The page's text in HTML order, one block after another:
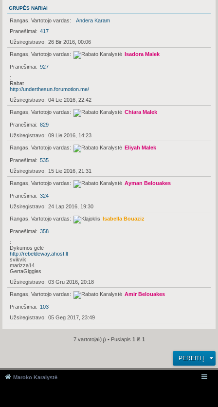
GRUPĖS NARIAI
Rangas, Vartotojo vardas
Andera Karam
Pranešimai
417
Užsiregistravo
26 Bir 2016, 00:06
Rangas, Vartotojo vardas Isadora Malek
Pranešimai 927
Rabat
http://underthesun.forumotion.me/
Užsiregistravo
04 Lie 2016, 22:42
Rangas, Vartotojo vardas Chiara Malek
Pranešimai
829
Užsiregistravo
09 Lie 2016, 14:23
Rangas, Vartotojo vardas Eliyah Malek
Pranešimai
535
Užsiregistravo
15 Lie 2016, 21:31
Rangas, Vartotojo vardas Ayman Belouakes
Pranešimai
324
Užsiregistravo
24 Lap 2016, 19:30
Rangas, Vartotojo vardas Isabella Bouaziz
Pranešimai 358
Dykumos gėlė
http://rebeldeway.ahost.lt
svikvik
marizza14
GertaGiggles
Užsiregistravo
03 Gru 2016, 20:18
Rangas, Vartotojo vardas Amir Belouakes
Pranešimai
103
Užsiregistravo
05 Geg 2017, 23:49
7 vartotojai(ų) • Puslapis 1 iš 1
PEREITI Į
Maroko Karalystė